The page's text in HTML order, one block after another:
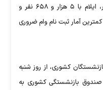
۷۹۲ نفر، هرمزگان با ۵ هزار و ۵۷۱ نفر، ایلام با ۵ هزار و ۶۵۸ نفر و
و بویراحمد با ۶ هزار و ۱۹۵ نفر، کمترین آمار ثبت نام وام ضروری
تومانی بازنشستگان کشوری، از روز شنبه
صندوق بازنشستگی کشوری به